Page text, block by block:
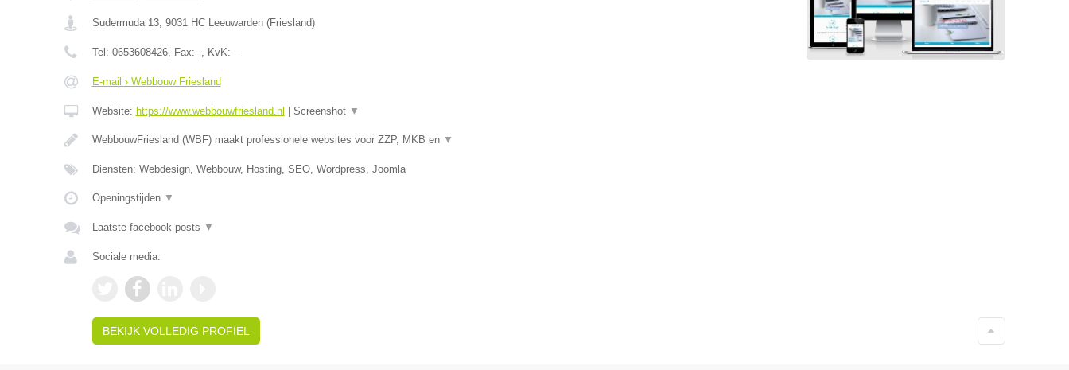
Sudermuda 13, 9031 HC Leeuwarden(Friesland)
Tel: 0653608426, Fax: -, KvK: -
E-mail › Webbouw Friesland
Website: https://www.webbouwfriesland.nl Screenshot ▼
WebbouwFriesland (WBF) maakt professionele websites voor ZZP, MKB en ▼
Diensten: Webdesign, Webbouw, Hosting, SEO, Wordpress, Joomla
Openingstijden ▼
Laatste facebook posts ▼
Sociale media:
BEKIJK VOLLEDIG PROFIEL